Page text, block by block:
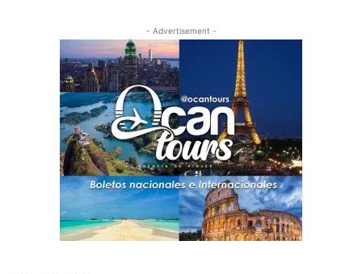
- Advertisement -